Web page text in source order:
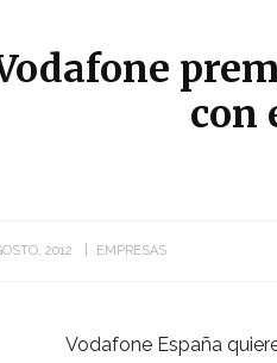
con
2012 EMPRESAS
Vodafone España